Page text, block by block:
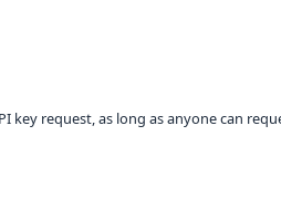
key request, as long as anyone can